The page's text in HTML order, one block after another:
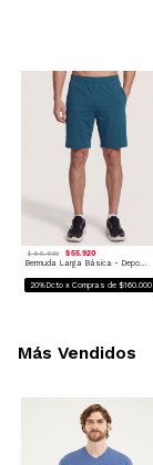
$ 69.900 $ 55.920
Bermuda Larga Básica - Deportivo
20%Dcto x Compras de $160.000
Más Vendidos